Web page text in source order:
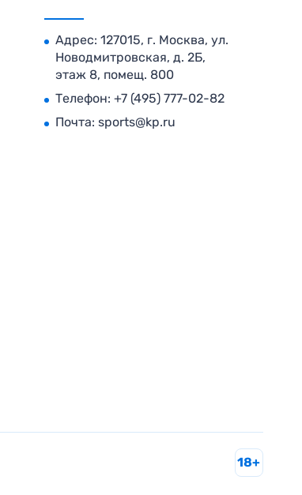
Адрес: 127015, г. Москва, ул.
Новодмитровская, д. 2Б,
этаж 8, помещ. 800
Телефон: +7 (495) 777-02-82
Почта: sports@kp.ru
18+